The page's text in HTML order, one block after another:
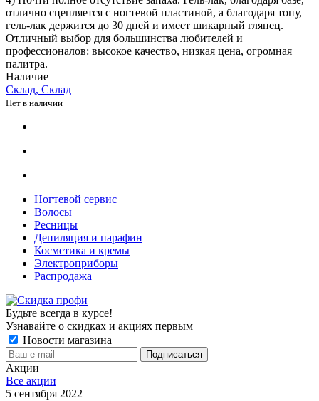
отлично сцепляется с ногтевой пластиной, а благодаря топу,
гель-лак держится до 30 дней и имеет шикарный глянец.
Отличный выбор для большинства любителей и
профессионалов: высокое качество, низкая цена, огромная
палитра.
Наличие
Склад, Склад
Нет в наличии
Ногтевой сервис
Волосы
Ресницы
Депиляция и парафин
Косметика и кремы
Электроприборы
Распродажа
Будьте всегда в курсе!
Узнавайте о скидках и акциях первым
Новости магазина
Акции
Все акции
5 сентября 2022